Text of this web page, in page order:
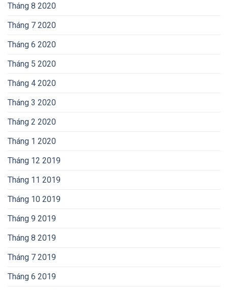
Tháng 8 2020
Tháng 7 2020
Tháng 6 2020
Tháng 5 2020
Tháng 4 2020
Tháng 3 2020
Tháng 2 2020
Tháng 1 2020
Tháng 12 2019
Tháng 11 2019
Tháng 10 2019
Tháng 9 2019
Tháng 8 2019
Tháng 7 2019
Tháng 6 2019